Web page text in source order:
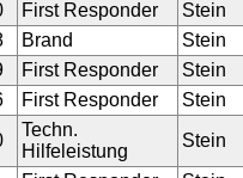
First Responder
Stein
Brand
Stein
First Responder
Stein
First Responder
Stein
Techn.
Hilfeleistung
Stein